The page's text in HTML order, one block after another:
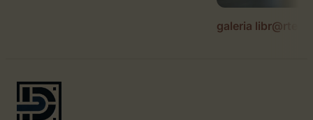
galeria libr@rte